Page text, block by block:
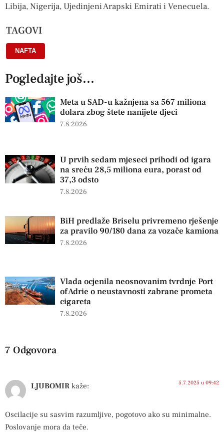
Libija, Nigerija, Ujedinjeni Arapski Emirati i Venecuela.
TAGOVI
NAFTA
Pogledajte još...
Meta u SAD-u kažnjena sa 567 miliona
dolara zbog štete nanijete djeci
7.8.2026
U prvih sedam mjeseci prihodi od igara
na sreću 28,5 miliona eura, porast od
37,3 odsto
7.8.2026
BiH predlaže Briselu privremeno rješenje
za pravilo 90/180 dana za vozače kamiona
7.8.2026
Vlada ocjenila neosnovanim tvrdnje Port
of Adrie o neustavnosti zabrane prometa
cigareta
7.8.2026
7 Odgovora
LJUBOMIR kaže: 5.7.2025 u 09:42
Oscilacije su sasvim razumljive, pogotovo ako su minimalne.
Poslovanje mora da teče.